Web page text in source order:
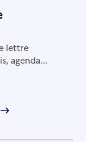
lettre
agenda...